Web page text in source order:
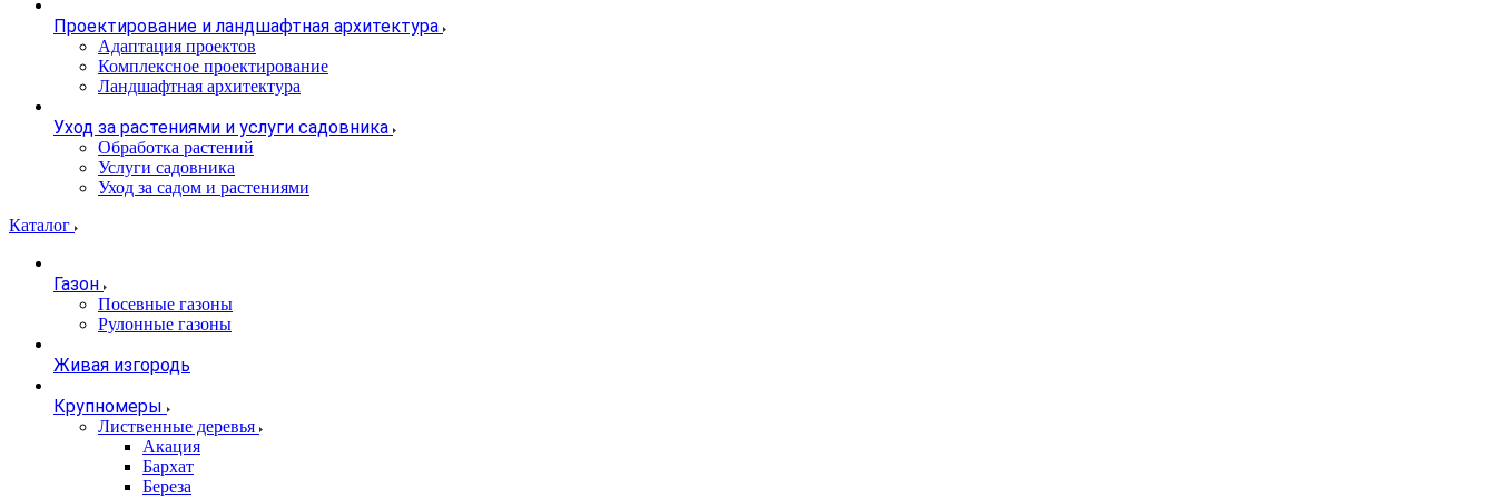
Проектирование и ландшафтная архитектура
Адаптация проектов
Комплексное проектирование
Ландшафтная архитектура
Уход за растениями и услуги садовника
Обработка растений
Услуги садовника
Уход за садом и растениями
Каталог
Газон
Посевные газоны
Рулонные газоны
Живая изгородь
Крупномеры
Лиственные деревья
Акация
Бархат
Береза